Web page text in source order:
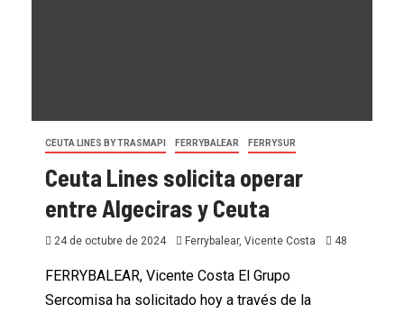
CEUTA LINES BY TRASMAPI FERRYBALEAR FERRYSUR
Ceuta Lines solicita operar
entre Algeciras y Ceuta
24 de octubre de 2024 Ferrybalear, Vicente Costa 48
FERRYBALEAR, Vicente Costa El Grupo
Sercomisa ha solicitado hoy a través de la